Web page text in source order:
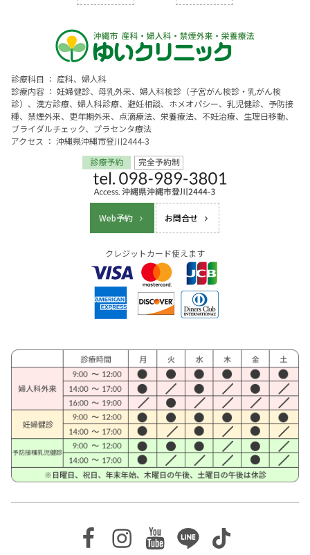
診療科目 ： 産科、婦人科
診療内容 ： 妊婦健診、母乳外来、婦人科検診（子宮がん検診・乳がん検
診）、漢方診療、婦人科診療、避妊相談、ホメオパシー、乳児健診、予防接
種、禁煙外来、更年期外来、点滴療法、栄養療法、不妊治療、生理日移動、
ブライダルチェック、プラセンタ療法
アクセス ： 沖縄県沖縄市登川2444-3
Web予約 お問合せ
クレジットカード使えます
Facebook
Instagram
Youtube
LineTikTok